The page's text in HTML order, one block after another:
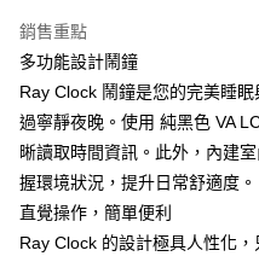
台灣樂天信用卡公司
付款後7-11取貨
每筆NT$80，滿NT$1,000(含
每筆NT$120，滿NT$1,000(含
黑貓宅配(離島)
每筆NT$250，滿NT$2,000(含
銷售重點
多功能設計鬧鐘
Ray Clock 鬧鐘是您的完美睡
過寧靜夜晚。使用 純黑色 VA
晰讀取時間資訊。此外，內建
握環境狀況，提升日常舒適度。
直覺操作，簡單便利
Ray Clock 的設計極具人性化